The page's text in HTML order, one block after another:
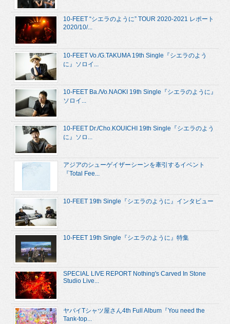
10-FEET “シエラのように” TOUR 2020-2021 レポート
2020/10/...
10-FEET Vo./G.TAKUMA 19th Single『シエラのよう
に』ソロイ...
10-FEET Ba./Vo.NAOKI 19th Single『シエラのように』
ソロイ...
10-FEET Dr./Cho.KOUICHI 19th Single『シエラのよう
に』ソロ...
アジアのシューゲイザーシーンを牽引するイベント
『Total Fee...
10-FEET 19th Single『シエラのように』インタビュー
10-FEET 19th Single『シエラのように』特集
SPECIAL LIVE REPORT Nothing's Carved In Stone
Studio Live...
ヤバイTシャツ屋さん4th Full Album『You need the
Tank-top...